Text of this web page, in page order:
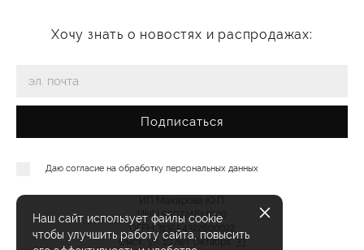
Хочу знать о новостях и распродажах:
Подписаться
Даю согласие на обработку персональных данных
ИНН 550724814000
ОГРН 313554322800022
Омск, ул. 10 лет Октября, 33
Наш сайт использует файлы cookie
чтобы улучшить работу сайта, повысить